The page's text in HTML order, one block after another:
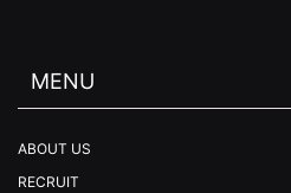
MENU
ABOUT US
RECRUIT